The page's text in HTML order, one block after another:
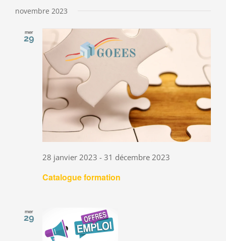
une
novembre 2023
mer
29
Catalogue formation
28 janvier 2023 -31 décembre 2023
mer
29